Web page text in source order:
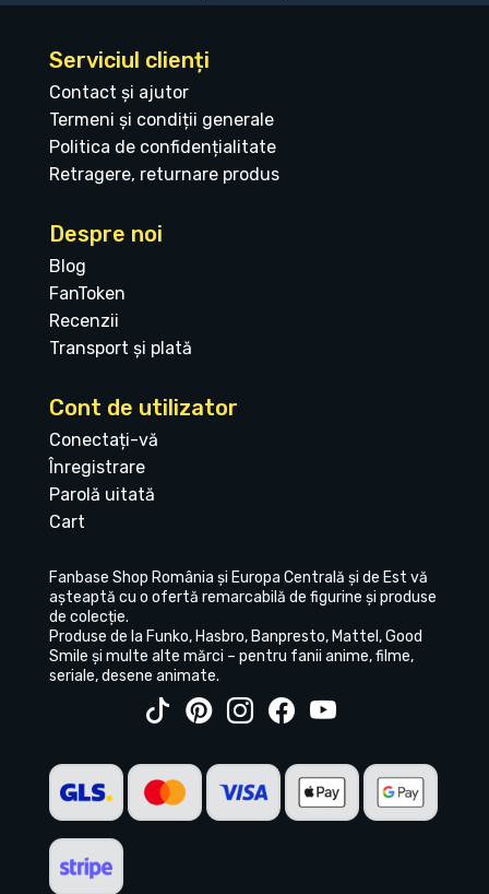
Serviciul clienți
Contact și ajutor
Termeni și condiții generale
Politica de confidențialitate
Retragere, returnare produs
Despre noi
Blog
FanToken
Recenzii
Transport și plată
Cont de utilizator
Conectați-vă
Înregistrare
Parolă uitată
Cart
Fanbase Shop România și Europa Centrală și de Est vă
așteaptă cu o ofertă remarcabilă de figurine și produse
de colecție.
Produse de la Funko, Hasbro, Banpresto, Mattel, Good
Smile și multe alte mărci – pentru fanii anime, filme,
seriale, desene animate.